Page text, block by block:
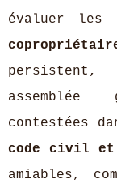
évaluer
persistent,
contestées
code civil et
amiables,